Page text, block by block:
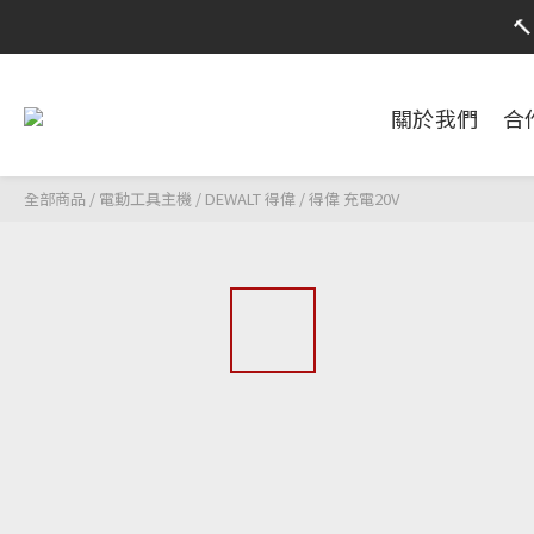
限時活
關於我們 合
全部商品 / 電動工具主機 / DEWALT 得偉 /得偉 充電20V